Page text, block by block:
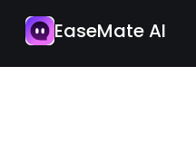
Jetzt
EaseMate AI